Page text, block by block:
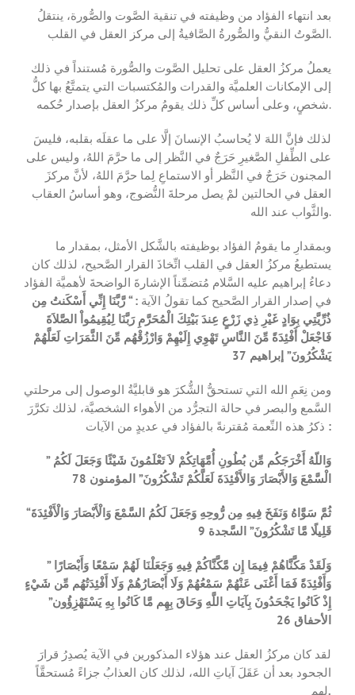
بعد انتهاء الفؤاد من وظيفته في تنقية الصَّوت والصُّورة، ينتقلُ
الصَّوتُ النقيُّ والصُّورةُ الصَّافيةُ إلى مركز العقل في القلب.
يعملُ مركزُ العقل على تحليل الصَّوت والصُّورة مُستنداً في ذلك
إلى الإمكانات العلميَّة والقدرات والمُكتسبات التي يتمتَّعُ بها كلُّ
شخصٍ، وعلى أساس كلِّ ذلك يقومُ مركزُ العقل بإصدار حُكمه.
لذلك فإنَّ اللهَ لا يُحاسبُ الإنسانَ إلَّا على ما عقلَه بقلبه، فليسَ
على الطِّفلِ الصَّغيرِ حَرَجٌ في النَّظر إلى ما حرَّمَ اللهُ، وليس على
المجنون حَرَجٌ في النَّظر أو الاستماعِ لِما حرَّمَ اللهُ، لأنَّ مركزَ
العقل في الحالتين لمْ يصل مرحلةَ النُّضوج، وهو أساسُ العقاب
والثَّواب عند الله.
وبمقدارِ ما يقومُ الفؤاد بوظيفته بالشَّكل الأمثل، بمقدار ما
يستطيعُ مركزُ العقل في القلب اتِّخاذَ القرار الصَّحيح، لذلك كان
دعاءُ إبراهيم عليه السَّلام مُتضمِّناً الإشارةَ الواضحةَ لأهميَّة الفؤاد
في إصدار القرار الصَّحيح كما تقولُ الآية : “رَّبَّنَا إِنِّي أَسْكَنتُ مِن
ذُرِّيَّتِي بِوَادٍ غَيْرِ ذِي زَرْعٍ عِندَ بَيْتِكَ الْمُحَرَّمِ رَبَّنَا لِيُقِيمُواْ الصَّلاَةَ
فَاجْعَلْ أَفْئِدَةً مِّنَ النَّاسِ تَهْوِي إِلَيْهِمْ وَارْزُقْهُم مِّنَ الثَّمَرَاتِ لَعَلَّهُمْ
يَشْكُرُونَ” إبراهيم 37
ومن نِعَمِ الله التي تستحقُّ الشُّكرَ هو قابليَّةُ الوصول إلى مرحلتي
السَّمع والبصر في حالة التجرُّد من الأهواء الشخصيَّة، لذلك تكرَّرَ
:
” وَاللّهُ أَخْرَجَكُم مِّن بُطُونِ أُمَّهَاتِكُمْ لاَ تَعْلَمُونَ شَيْئًا وَجَعَلَ لَكُمُ
الْسَّمْعَ وَالأَبْصَارَ وَالأَفْئِدَةَ لَعَلَّكُمْ تَشْكُرُونَ” المؤمنون 78
“ثُمَّ سَوَّاهُ وَنَفَخَ فِيهِ مِن رُّوحِهِ وَجَعَلَ لَكُمُ السَّمْعَ وَالْأَبْصَارَ وَالْأَفْئِدَةَ
قَلِيلًا مَّا تَشْكُرُونَ” السَّجدة 9
” وَلَقَدْ مَكَّنَّاهُمْ فِيمَا إِن مَّكَّنَّاكُمْ فِيهِ وَجَعَلْنَا لَهُمْ سَمْعًا وَأَبْصَارًا
وَأَفْئِدَةً فَمَا أَغْنَى عَنْهُمْ سَمْعُهُمْ وَلَا أَبْصَارُهُمْ وَلَا أَفْئِدَتُهُم مِّن شَيْءٍ
إِذْ كَانُوا يَجْحَدُونَ بِآيَاتِ اللَّهِ وَحَاقَ بِهِم مَّا كَانُوا بِهِ يَسْتَهْزِؤُون”
الأحفاق 26
لقد كان مركزُ العقل عند هؤلاء المذكورين في الآية يُصدِرُ قرارَ
الجحود بعد أن عَقَلَ آياتِ الله، لذلك كان العذابُ جزاءً مُستحقَّاً
لهم.